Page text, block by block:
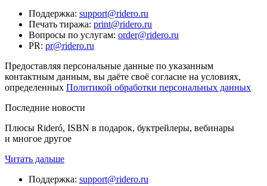
Поддержка: support@ridero.ru
Печать тиража: print@ridero.ru
Вопросы по услугам: order@ridero.ru
PR: pr@ridero.ru
Предоставляя персональные данные по указанным
контактным данным, вы даёте своё согласие на условиях,
определенных Политикой обработки персональных данных
Последние новости
Плюсы Rideró, ISBN в подарок, буктрейлеры, вебинары
и многое другое
Читать дальше
Поддержка: support@ridero.ru